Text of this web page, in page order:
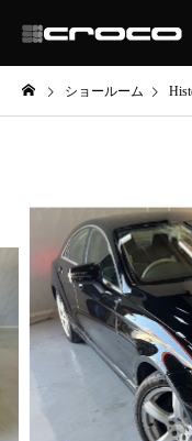
ショールーム